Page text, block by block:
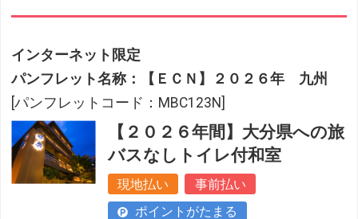
インターネット限定
パンフレット名称：【ＥＣＮ】２０２６年 九州
[パンフレットコード：MBC123N]
【２０２６年間】大分県への旅
バスなしトイレ付和室
現地払い
事前払い
ポイントがたまる